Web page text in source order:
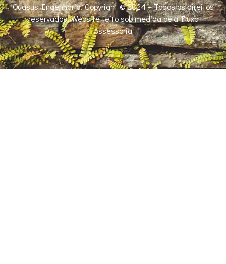
Quasus Engenharia. Copyright © 2024 – Todos os direitos
reservados. Website feito sob medida pela Fluxo
Assessoria